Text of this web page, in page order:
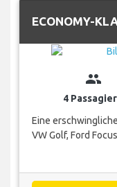
ECONOMY-
group
4
Eine
VW Golf, Ford